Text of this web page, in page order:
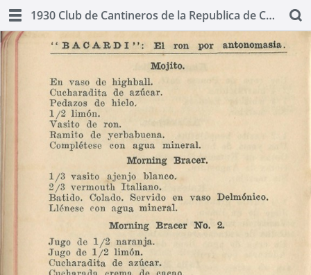
1930 Club de Cantineros de la Republica de Cuba: Manual Oficial